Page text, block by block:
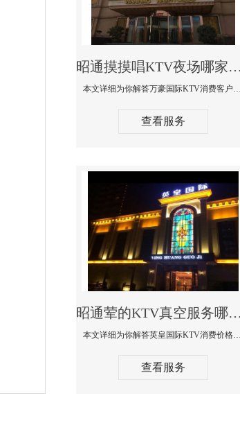
昭通摸摸唱KTV夜场哪家好玩开放-万豪国际KTV消费客户点评
本文详细为你解答万豪国际KTV消费客户点评，更多关于摸摸唱KTV夜场哪家好玩开放咨询156-5656-9542微信同步！
查看服务
昭通荤的KTV真空服务哪家好-英皇国际KTV消费价格口碑点评
本文详细为你解答英皇国际KTV消费价格点评，更多关于荤的KTV真空服务哪家好免费咨询156-5656-9542微信同步！
查看服务